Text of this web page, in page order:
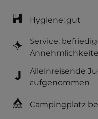
Hygiene: gut
Service:
Alleinreisende
aufgenommen
Campingplatz